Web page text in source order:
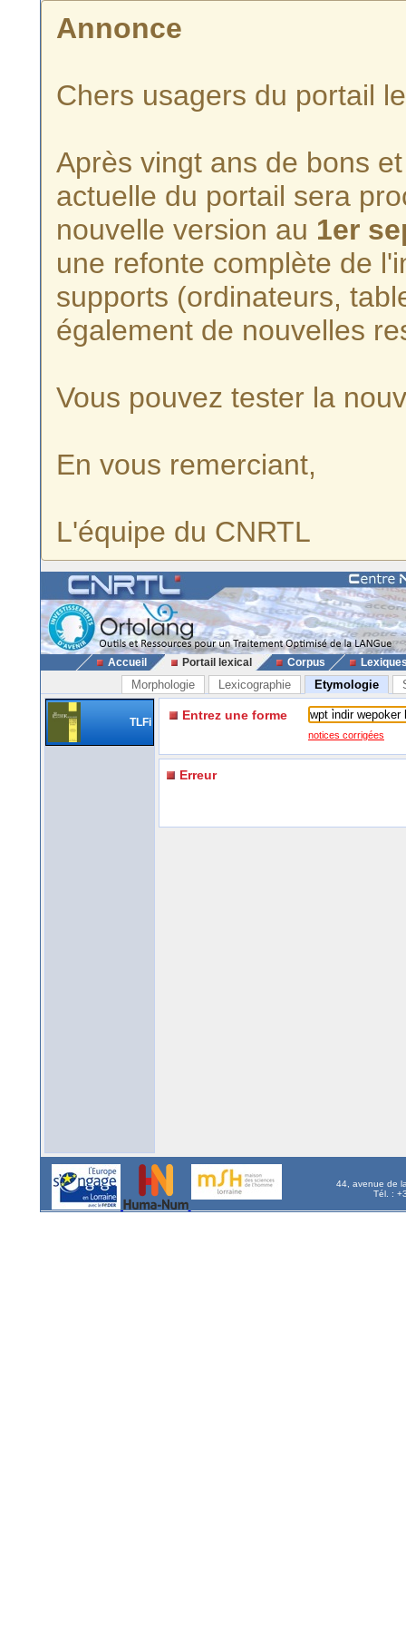
Annonce
Chers usagers du portail
Après vingt ans de bons
actuelle du portail sera
nouvelle version au 1er
une refonte complète de
supports (ordinateurs,
également de nouvelles
Vous pouvez tester la
En vous remerciant,
L'équipe du CNRTL
Accueil Portail lexical Corpus
Morphologie Lexicographie Etymologie
TLFi Entrez une forme
notices corrigées
Erreur
44, avenue de
Tél. :